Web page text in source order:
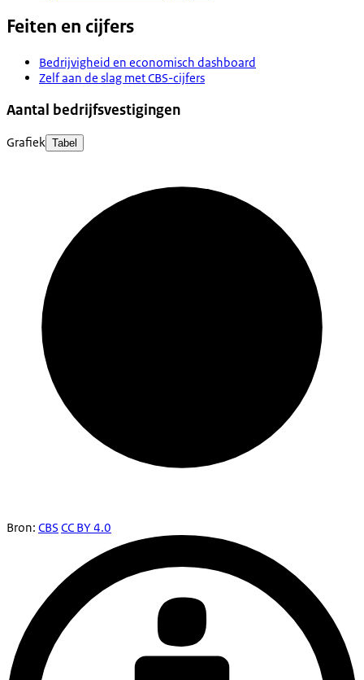
Feiten en cijfers
Bedrijvigheid en economisch dashboard
Zelf aan de slag met CBS-cijfers
Aantal bedrijfsvestigingen
Grafiek Tabel
Bron: CBS CC BY 4.0